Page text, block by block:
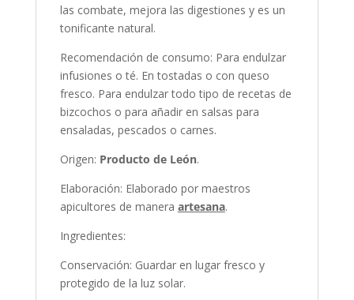
las combate, mejora las digestiones y es un
tonificante natural.
Recomendación de consumo: Para endulzar
infusiones o té. En tostadas o con queso
fresco. Para endulzar todo tipo de recetas de
bizcochos o para añadir en salsas para
ensaladas, pescados o carnes.
Origen: Producto de León.
Elaboración: Elaborado por maestros
apicultores de manera artesana.
Ingredientes:
Conservación: Guardar en lugar fresco y
protegido de la luz solar.